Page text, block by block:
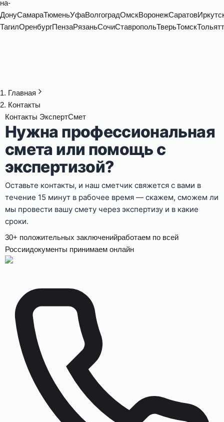
на-
ДонуСамараТюменьУфаВолгоградОмскВоронежСаратов
ТагилОренбургПензаРязаньСочиСтавропольТверьТомск
Главная
Контакты
Контакты ЭкспертСмет
Нужна профессиональная
смета или помощь с
экспертизой?
Оставьте контакты, и наш сметчик свяжется с вами в
течение 15 минут в рабочее время — скажем, сможем ли
мы провести вашу смету через экспертизу и в какие
сроки.
30+ положительных заключенийработаем по всей
Россиидокументы принимаем онлайн